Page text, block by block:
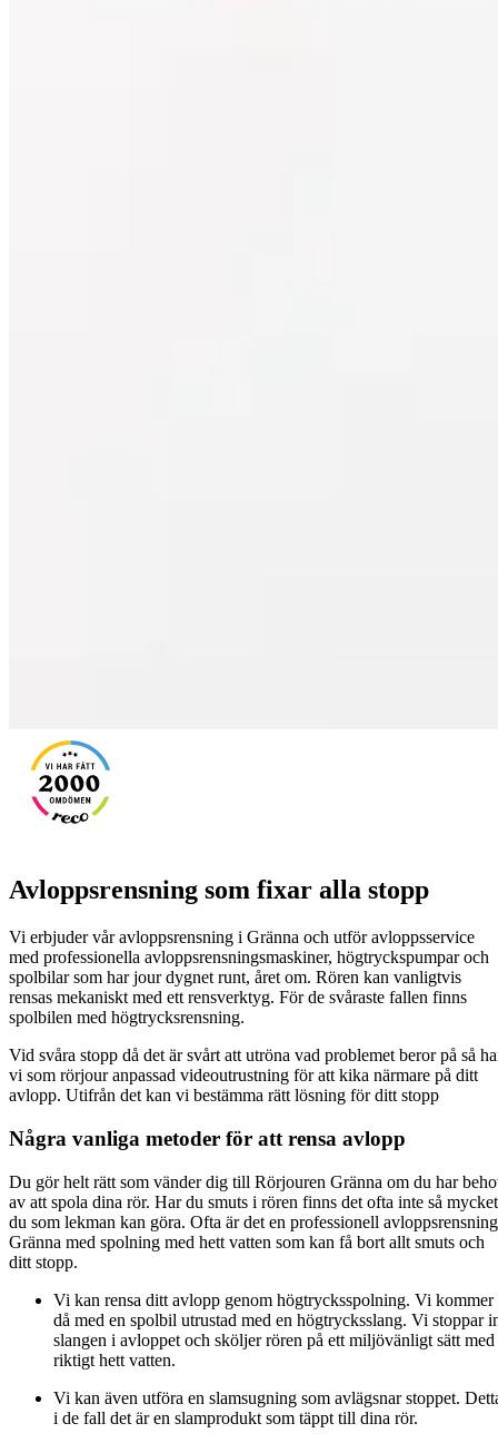
Avloppsrensning som fixar alla stopp
Vi erbjuder vår avloppsrensning i Gränna och utför avloppsservice
med professionella avloppsrensningsmaskiner, högtryckspumpar och
spolbilar som har jour dygnet runt, året om. Rören kan vanligtvis
rensas mekaniskt med ett rensverktyg. För de svåraste fallen finns
spolbilen med högtrycksrensning.
Vid svåra stopp då det är svårt att utröna vad problemet beror på så
vi som rörjour anpassad videoutrustning för att kika närmare på ditt
avlopp. Utifrån det kan vi bestämma rätt lösning för ditt stopp
Några vanliga metoder för att rensa avlopp
Du gör helt rätt som vänder dig till Rörjouren Gränna om du har
av att spola dina rör. Har du smuts i rören finns det ofta inte så mycket
du som lekman kan göra. Ofta är det en professionell
Gränna med spolning med hett vatten som kan få bort allt smuts och
ditt stopp.
Vi kan rensa ditt avlopp genom högtrycksspolning. Vi kommer
då med en spolbil utrustad med en högtrycksslang. Vi stoppar
slangen i avloppet och sköljer rören på ett miljövänligt sätt med
riktigt hett vatten.
Vi kan även utföra en slamsugning som avlägsnar stoppet.
i de fall det är en slamprodukt som täppt till dina rör.